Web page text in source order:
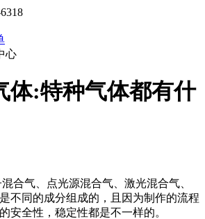
心
体:特种气体都有什
合气、点光源混合气、激光混合气、
不同的成分组成的，且因为制作的流程
安全性，稳定性都是不一样的。